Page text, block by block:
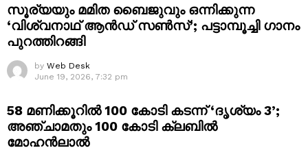
സൂര്യയും മമിത ബൈജുവും ഒന്നിക്കുന്ന
‘വിശ്വനാഥ് ആൻഡ് സൺസ്’; പട്ടാമ്പൂച്ചി ഗാനം
പുറത്തിറങ്ങി
by Web Desk
June 19, 2026, 7:32 pm
58 മണിക്കൂറിൽ 100 കോടി കടന്ന് ‘ദൃശ്യം 3’;
അഞ്ചാമതും 100 കോടി ക്ലബിൽ
മോഹൻലാൽ